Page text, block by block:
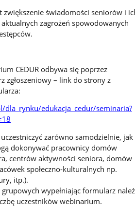
zwiększenie świadomości seniorów i
zagrożeń spowodowanych
CEDUR odbywa się poprzez
zgłoszeniowy – link do strony z
edukacja_cedur/seminaria?
zarówno samodzielnie, jak
dokonywać pracownicy domów
centrów aktywności seniora, domów
społeczno-kulturalnych np.
itp.).
grupowych wypełniając formularz
uczestników webinarium.